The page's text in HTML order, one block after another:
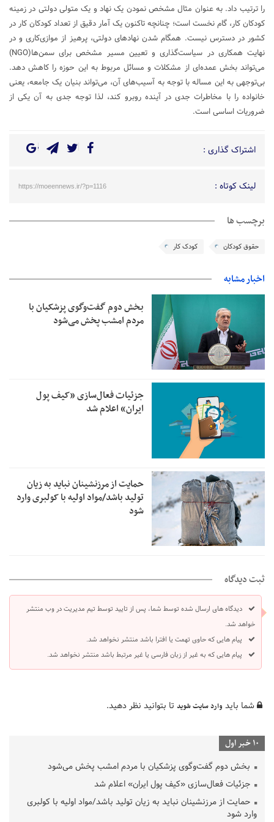
را ترتیب داد. به عنوان مثال مشخص نمودن یک نهاد و یک متولی دولتی در زمینه
کودکان کار، گام نخست است؛ چنانچه تاکنون یک آمار دقیق از تعداد کودکان کار در
کشور در دسترس نیست. همگام شدن نهادهای دولتی، پرهیز از موازی‌کاری و در
نهایت همکاری در سیاست‌گذاری و تعیین مسیر مشخص برای سمن‌ها(NGO)
می‌تواند بخش عمده‌ای از مشکلات و مسائل مربوط به این حوزه را کاهش دهد.
بی‌توجهی به این مساله با توجه به آسیب‌های آن، می‌تواند بنیان یک جامعه، یعنی
خانواده را با مخاطرات جدی در آینده روبرو کند، لذا توجه جدی به آن یکی از
ضروریات اساسی است.
اشتراک گذاری :
لینک کوتاه : https://moeennews.ir/?p=1116
برچسب ها
حقوق کودکان کودک کار
اخبار مشابه
بخش دوم گفت‌وگوی پزشکیان با
مردم امشب پخش می‌شود
جزئیات فعال‌سازی «کیف پول
ایران» اعلام شد
حمایت از مرزنشینان نباید به زیان
تولید باشد/مواد اولیه با کولبری وارد
شود
ثبت دیدگاه
دیدگاه های ارسال شده توسط شما، پس از تایید توسط تیم مدیریت در وب منتشر
خواهد شد.
پیام هایی که حاوی تهمت یا افترا باشد منتشر نخواهد شد.
پیام هایی که به غیر از زبان فارسی یا غیر مرتبط باشد منتشر نخواهد شد.
شما باید وارد سایت شوید تا بتوانید نظر دهید.
10 خبر اول
بخش دوم گفت‌وگوی پزشکیان با مردم امشب پخش می‌شود
جزئیات فعال‌سازی «کیف پول ایران» اعلام شد
حمایت از مرزنشینان نباید به زیان تولید باشد/مواد اولیه با کولبری
وارد شود